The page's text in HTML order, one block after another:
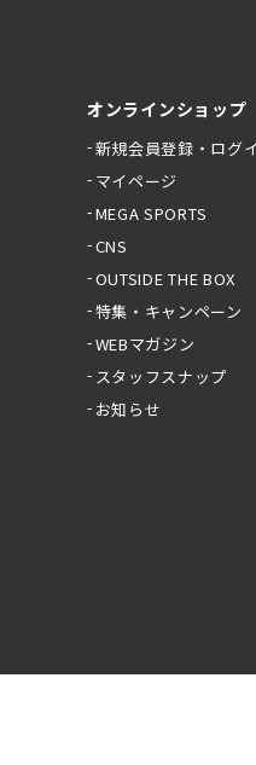
オンラインショップ
新規会員登録・ログ
マイページ
MEGA SPORTS
CNS
OUTSIDE THE BOX
特集・キャンペーン
WEBマガジン
スタッフスナップ
お知らせ